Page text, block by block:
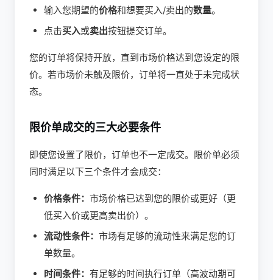
输入您期望的价格和想要买入/卖出的数量。
点击买入或卖出按钮提交订单。
您的订单将保持开放，直到市场价格达到您设定的限
价。若市场价未触及限价，订单将一直处于未完成状
态。
限价单成交的三大必要条件
即使您设置了限价，订单也不一定成交。限价单必须
同时满足以下三个条件才会成交：
价格条件： 市场价格已达到您的限价或更好（更
低买入价或更高卖出价）。
流动性条件： 市场有足够的流动性来满足您的订
单数量。
时间条件： 有足够的时间执行订单（高波动期可